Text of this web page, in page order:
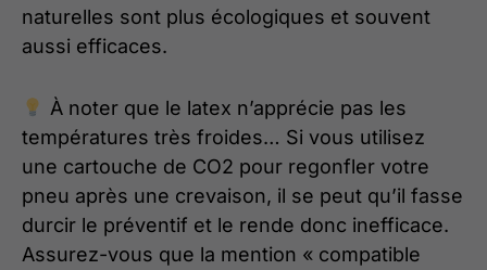
naturelles sont plus écologiques et souvent
aussi efficaces.
À noter que le latex n’apprécie pas les
températures très froides… Si vous utilisez
une cartouche de CO2 pour regonfler votre
pneu après une crevaison, il se peut qu’il fasse
durcir le préventif et le rende donc inefficace.
Assurez-vous que la mention « compatible